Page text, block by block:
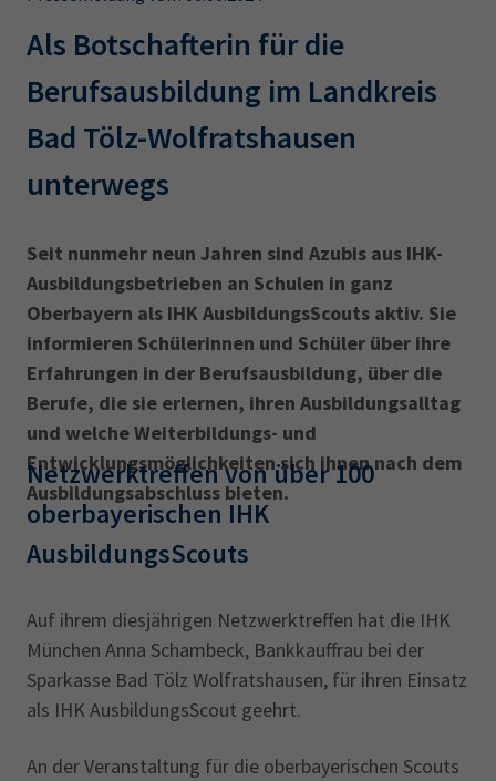
Leichte Sprache
IHK regional
Karriere
IHK Akademie
Magazin Log-in
AdA
34d
Prüfungstermine
Wirtschaftsfachwirt
34f
Negativerklärung
Sachkundeprüfung
Berichtsheft
AEVO
34i
Betriebswirt Prüfbericht
Als Botschafterin für die
Berufsausbildung im Landkreis
Bad Tölz-Wolfratshausen
unterwegs
Seit nunmehr neun Jahren sind Azubis aus IHK-
Ausbildungsbetrieben an Schulen in ganz
Oberbayern als IHK AusbildungsScouts aktiv. Sie
informieren Schülerinnen und Schüler über ihre
Erfahrungen in der Berufsausbildung, über die
Berufe, die sie erlernen, ihren Ausbildungsalltag
und welche Weiterbildungs- und
Entwicklungsmöglichkeiten sich ihnen nach dem
Ausbildungsabschluss bieten.
Netzwerktreffen von über 100
oberbayerischen IHK
AusbildungsScouts
Auf ihrem diesjährigen Netzwerktreffen hat die IHK
München Anna Schambeck, Bankkauffrau bei der
Sparkasse Bad Tölz Wolfratshausen, für ihren Einsatz
als IHK AusbildungsScout geehrt.
An der Veranstaltung für die oberbayerischen Scouts